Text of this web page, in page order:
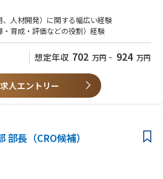
人材開発）に関する幅広い経験
育成・評価などの役割）経験
想定年収 702 万円 ~ 924 万円
求人エントリー
部長（CRO候補）